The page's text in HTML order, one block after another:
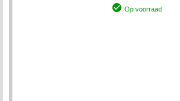
Op voorraad